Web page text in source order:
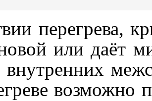
перегрева,
или даёт
внутренних
возможно